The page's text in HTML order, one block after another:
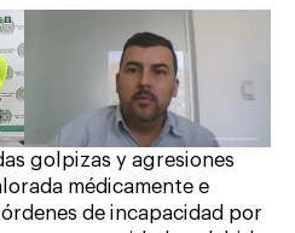
golpizas y agresiones
médicamente e
de incapacidad por